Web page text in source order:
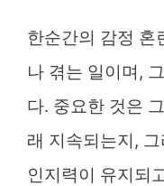
한순간의 감정 혼
나 겪는 일이며,
다. 중요한 것은
래 지속되는지,
인지력이 유지되